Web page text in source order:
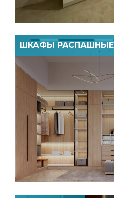
ШКАФЫ РАСПАШНЫЕ